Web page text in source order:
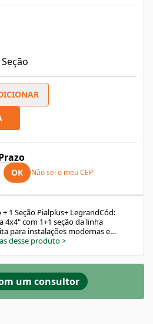
OK Não sei o meu CEP
+ 1 Seção Pialplus+ LegrandCód:
4x4" com 1+1 seção da linha
para instalações modernas e
autoextinguível na cor
e praticidade.Seu formato
de duas seções separadas, e
necessário o uso de suportes
Ideal para ambientes residenciais
embutida.Informações
desse produto>
um consultor